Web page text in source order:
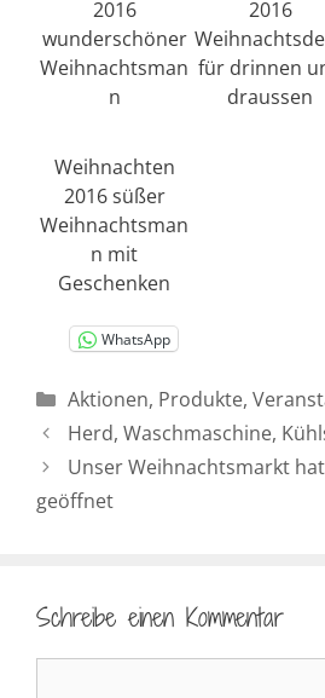
2016
wunderschöner
Weihnachtsman
n
2016
für drinnen
draussen
Weihnachten
2016 süßer
Weihnachtsman
n mit
Geschenken
WhatsApp
Kategorien
Aktionen, Produkte,
Herd, Waschmaschine,
Unser Weihnachtsmarkt
geöffnet
Schreibe einen Kommentar